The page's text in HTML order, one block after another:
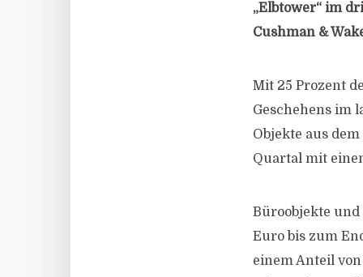
„Elbtower“ im
Cushman &
Mit 25 Prozent
Geschehens im
Objekte aus
Quartal mit
Büroobjekte
Euro bis zum
einem Anteil